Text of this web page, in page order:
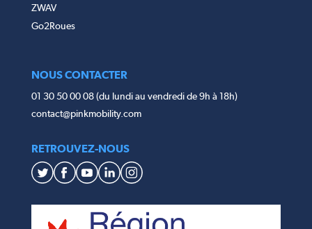
ZWAV
Go2Roues
NOUS CONTACTER
01 30 50 00 08 (du lundi au vendredi de 9h à 18h)
contact@pinkmobility.com
RETROUVEZ-NOUS